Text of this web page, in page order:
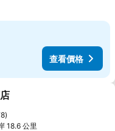
查看價格
夾
18.6 公里